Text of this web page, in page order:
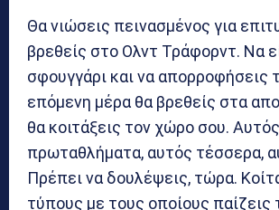
Θα νιώσεις πεινασμένος για
βρεθείς στο Ολντ Τράφορντ. Να
σφουγγάρι και να απορροφήσεις
επόμενη μέρα θα βρεθείς στα
θα κοιτάξεις τον χώρο σου.
πρωταθλήματα, αυτός τέσσερα,
Πρέπει να δουλέψεις, τώρα.
τύπους με τους οποίους